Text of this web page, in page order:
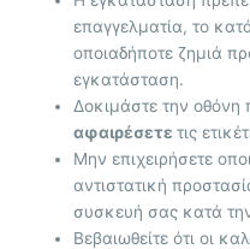
επαγγελματία, το
οποιαδήποτε ζημιά
εγκατάσταση.
Δοκιμάστε την
αφαιρέσετετις
Μην επιχειρήσετε
αντιστατική
συσκευή σας κατά
Βεβαιωθείτε ότι οι